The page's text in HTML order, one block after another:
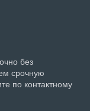
без
срочную
по контактному